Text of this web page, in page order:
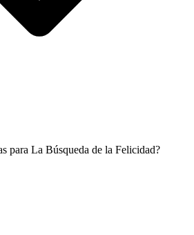
para La Búsqueda de la Felicidad?